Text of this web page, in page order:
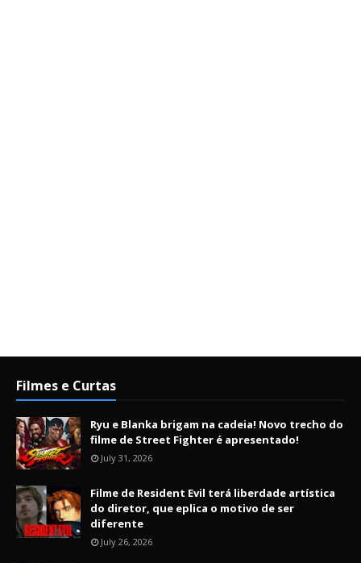
Filmes e Curtas
Ryu e Blanka brigam na cadeia! Novo trecho do
filme de Street Fighter é apresentado!
July 31, 2026
Filme de Resident Evil terá liberdade artística
do diretor, que eplica o motivo de ser
diferente
July 26, 2026